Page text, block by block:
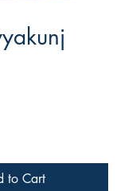
to Cart